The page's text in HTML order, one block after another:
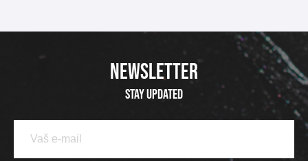
NEWSLETTER
Stay updated